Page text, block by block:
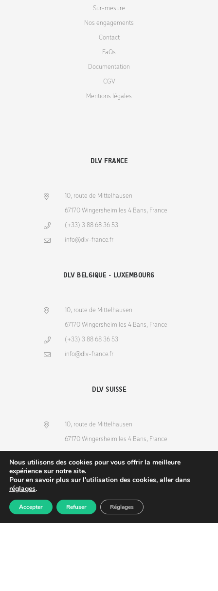
Produits Recherche Commande
Sur-mesure
Nos engagements
Contact
FaQs
Documentation
CGV
Mentions légales
DLV FRANCE
10, route de Mittelhausen
67170 Wingersheim les 4 Bans, France
(+33) 3 88 68 36 53
info@dlv-france.fr
DLV BELGIQUE - LUXEMBOURG
10, route de Mittelhausen
67170 Wingersheim les 4 Bans, France
(+33) 3 88 68 36 53
info@dlv-france.fr
DLV SUISSE
10, route de Mittelhausen
67170 Wingersheim les 4 Bans, France
info@dlv-france.fr
Nous utilisons des cookies pour vous offrir la meilleure
expérience sur notre site.
Pour en savoir plus sur l'utilisation des cookies, aller dans
réglages.
Accepter Refuser Réglages